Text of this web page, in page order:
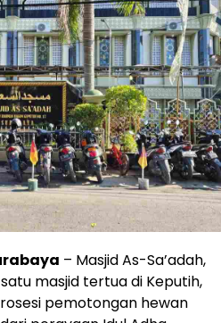
– Masjid As-Sa’adah,
masjid tertua di Keputih,
pemotongan hewan